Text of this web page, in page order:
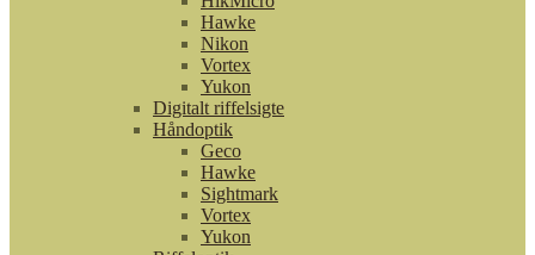
Hawke
Nikon
Vortex
Yukon
Digitalt riffelsigte
Håndoptik
Geco
Hawke
Sightmark
Vortex
Yukon